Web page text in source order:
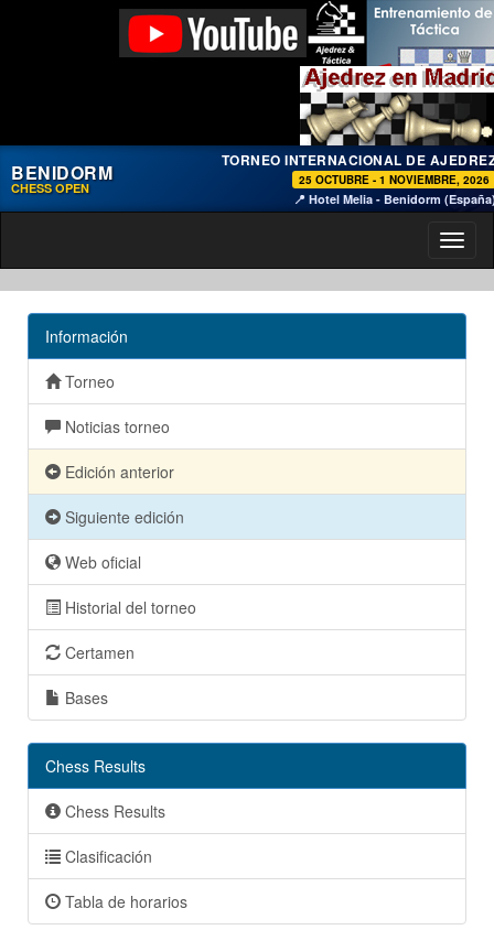
BENIDORM
CHESS OPEN
TORNEO INTERNACIONAL DE
25 OCTUBRE - 1 NOVIEMBRE, 2026
📍 Hotel Melia - Benidorm
Información
Torneo
Noticias torneo
Edición anterior
Siguiente edición
Web oficial
Historial del torneo
Certamen
Bases
Chess Results
Chess Results
Clasificación
Tabla de horarios